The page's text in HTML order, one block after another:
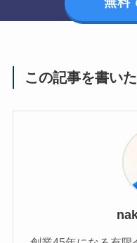
この記事を書い